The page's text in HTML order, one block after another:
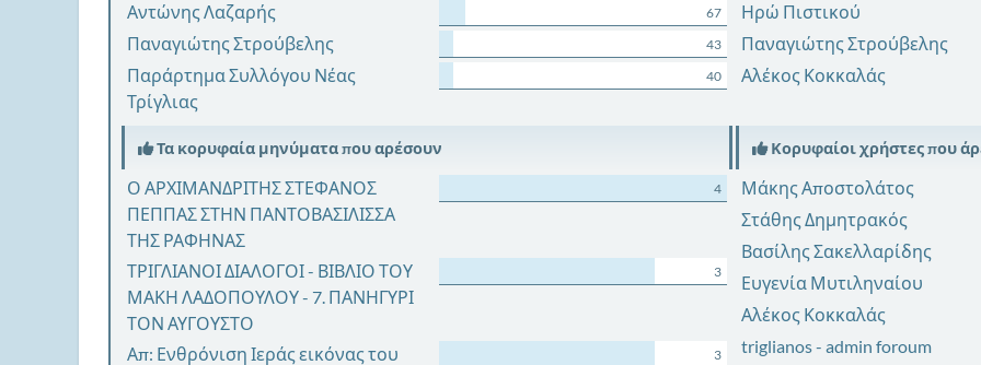
Αντώνης Λαζαρής 67
Παναγιώτης Στρούβελης 43
Παράρτημα Συλλόγου Νέας
Τρίγλιας
40
Ηρώ Πιστικού
Παναγιώτης Στρούβελης
Αλέκος Κοκκαλάς
Τα κορυφαία μηνύματα που αρέσουν
Ο ΑΡΧΙΜΑΝΔΡΙΤΗΣ ΣΤΕΦΑΝΟΣ
ΠΕΠΠΑΣ ΣΤΗΝ ΠΑΝΤΟΒΑΣΙΛΙΣΣΑ
ΤΗΣ ΡΑΦΗΝΑΣ
4
ΤΡΙΓΛΙΑΝΟΙ ΔΙΑΛΟΓΟΙ - ΒΙΒΛΙΟ ΤΟΥ
ΜΑΚΗ ΛΑΔΟΠΟΥΛΟΥ - 7. ΠΑΝΗΓΥΡΙ
ΤΟΝ ΑΥΓΟΥΣΤΟ
3
Απ: Ενθρόνιση Ιεράς εικόνας του
3
Κορυφαίοι χρήστες που
Μάκης Αποστολάτος
Στάθης Δημητρακός
Βασίλης Σακελλαρίδης
Ευγενία Μυτιληναίου
Αλέκος Κοκκαλάς
triglianos - admin foroum